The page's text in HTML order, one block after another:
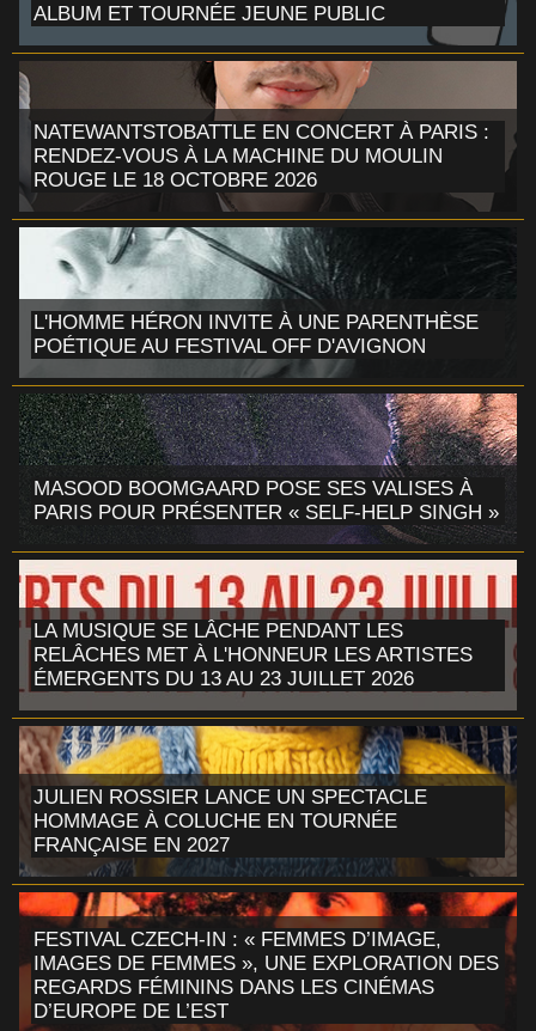
ALBUM ET TOURNÉE JEUNE PUBLIC
NATEWANTSTOBATTLE EN CONCERT À PARIS :
RENDEZ-VOUS À LA MACHINE DU MOULIN
ROUGE LE 18 OCTOBRE 2026
L'HOMME HÉRON INVITE À UNE PARENTHÈSE
POÉTIQUE AU FESTIVAL OFF D'AVIGNON
MASOOD BOOMGAARD POSE SES VALISES À
PARIS POUR PRÉSENTER « SELF-HELP SINGH »
LA MUSIQUE SE LÂCHE PENDANT LES
RELÂCHES MET À L'HONNEUR LES ARTISTES
ÉMERGENTS DU 13 AU 23 JUILLET 2026
JULIEN ROSSIER LANCE UN SPECTACLE
HOMMAGE À COLUCHE EN TOURNÉE
FRANÇAISE EN 2027
FESTIVAL CZECH-IN : « FEMMES D’IMAGE,
IMAGES DE FEMMES », UNE EXPLORATION DES
REGARDS FÉMININS DANS LES CINÉMAS
D’EUROPE DE L’EST